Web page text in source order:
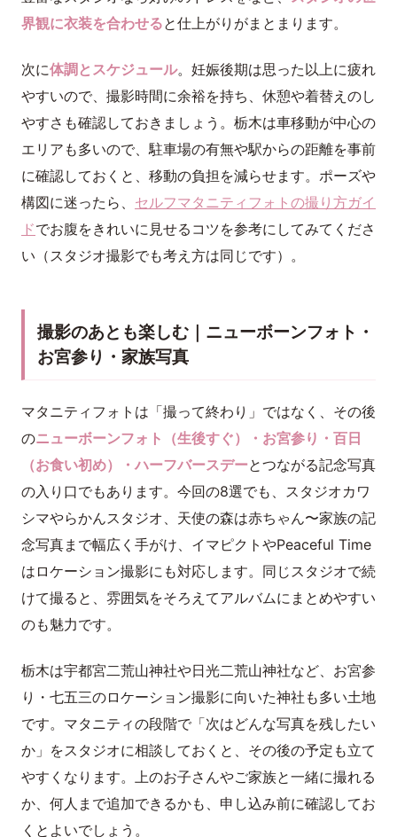
界観に衣装を合わせると仕上がりがまとまります。
次に体調とスケジュール。妊娠後期は思った以上に疲れ
やすいので、撮影時間に余裕を持ち、休憩や着替えのし
やすさも確認しておきましょう。栃木は車移動が中心の
エリアも多いので、駐車場の有無や駅からの距離を事前
に確認しておくと、移動の負担を減らせます。ポーズや
構図に迷ったら、 セルフマタニティフォトの撮り方ガイ
ドでお腹をきれいに見せるコツを参考にしてみてくださ
い（スタジオ撮影でも考え方は同じです）。
撮影のあとも楽しむ｜ニューボーンフォト・
お宮参り・家族写真
マタニティフォトは「撮って終わり」ではなく、その後
のニューボーンフォト（生後すぐ）・お宮参り・百日
（お食い初め）・ハーフバースデーとつながる記念写真
の入り口でもあります。今回の8選でも、スタジオカワ
シマやらかんスタジオ、天使の森は赤ちゃん〜家族の記
念写真まで幅広く手がけ、イマピクトやPeaceful Time
はロケーション撮影にも対応します。同じスタジオで続
けて撮ると、雰囲気をそろえてアルバムにまとめやすい
のも魅力です。
栃木は宇都宮二荒山神社や日光二荒山神社など、お宮参
り・七五三のロケーション撮影に向いた神社も多い土地
です。マタニティの段階で「次はどんな写真を残したい
か」をスタジオに相談しておくと、その後の予定も立て
やすくなります。上のお子さんやご家族と一緒に撮れる
か、何人まで追加できるかも、申し込み前に確認してお
くとよいでしょう。